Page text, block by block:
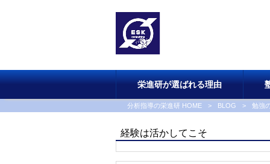
栄進研が選ばれる理由
分析指導の栄進研 HOME > BLOG > 勉強
経験は活かしてこそ